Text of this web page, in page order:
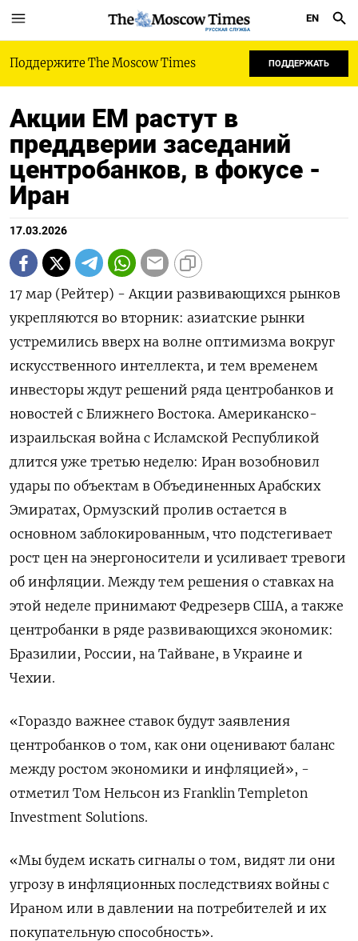
РУССКАЯ СЛУЖБА
EN
Поддержите The Moscow Times ПОДДЕРЖАТЬ
Акции ЕМ растут в
преддверии заседаний
центробанков, в фокусе -
Иран
17.03.2026
17 мар (Рейтер) - Акции развивающихся рынков
укрепляются во вторник: азиатские рынки
устремились вверх на волне оптимизма вокруг
искусственного интеллекта, и тем временем
инвесторы ждут решений ряда ‌центробанков и
новостей с Ближнего Востока. Американско-
израильская война с Исламской Республикой
длится уже третью неделю: Иран возобновил
удары по объектам в Объединенных Арабских
Эмиратах, Ормузский ​пролив остается в
основном заблокированным, ​что подстегивает ​
рост цен на ⁠энергоносители и усиливает тревоги
об инфляции. Между тем решения ‌о ставках на
этой ‌неделе принимают Федрезерв США, а также
центробанки в ряде развивающихся экономик:
Бразилии, России, ​на Тайване, в Украине и
Чехии.
«Гораздо важнее ставок будут ‌заявления
центробанков о том, как они оценивают баланс
между ростом ​экономики и инфляцией», -
отметил Том Нельсон из Franklin Templeton
Investment ‌Solutions.
«Мы будем искать сигналы о том, видят ли они
угрозу в инфляционных последствиях войны с
Ираном или в давлении ​на потребителей и ​их
покупательную способность».